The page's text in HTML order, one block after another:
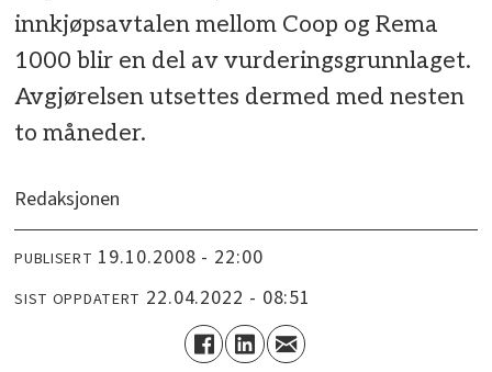
innkjøpsavtalen mellom Coop og Rema
1000 blir en del av vurderingsgrunnlaget.
Avgjørelsen utsettes dermed med nesten
to måneder.
Redaksjonen
PUBLISERT 19.10.2008 - 22:00
SIST OPPDATERT 22.04.2022 - 08:51